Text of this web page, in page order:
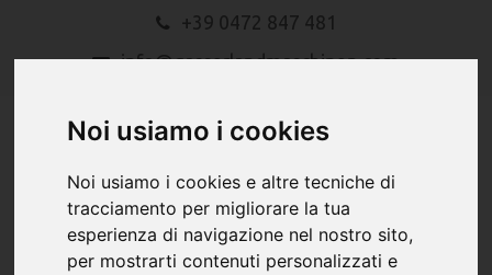
Noi usiamo i cookies
Noi usiamo i cookies e altre tecniche di
tracciamento per migliorare la tua
esperienza di navigazione nel nostro sito,
per mostrarti contenuti personalizzati e
+39 0472 847 481
info@gasserlandmaschinen.com
MENU